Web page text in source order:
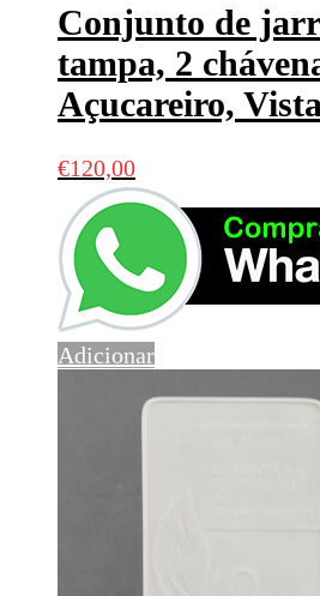
Conjunto de
tampa, 2
Açucareiro,
€120,00
Adicionar